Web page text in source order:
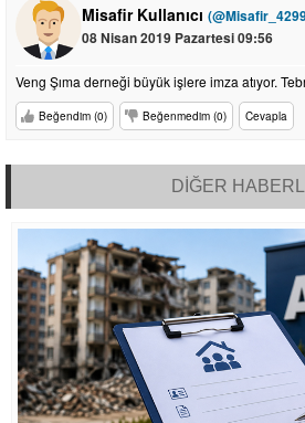
Misafir Kullanıcı
08 Nisan 2019 Pazartesi 09:56
Veng Şıma derneği büyük işlere imza atıyor.
Beğendim (0) Beğenmedim (0) Cevapla
DİĞER